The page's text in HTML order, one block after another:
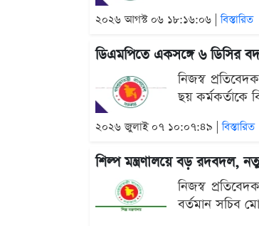
২০২৬ আগস্ট ০৬ ১৮:১৬:০৬ |বিস্তারিত
ডিএমপিতে একসঙ্গে ৬ ডিসির
নিজস্ব
ছয় কর্মকর্তাকে
২০২৬ জুলাই ০৭ ১০:০৭:৪৯ |বিস্তারিত
শিল্প মন্ত্রণালয়ে বড় রদবদল,
নিজস্ব
বর্তমান সচিব